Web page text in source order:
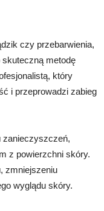
czy przebarwienia,
metodę
który
i przeprowadzi zabieg
zanieczyszczeń,
z powierzchni skóry.
zmniejszeniu
wyglądu skóry.